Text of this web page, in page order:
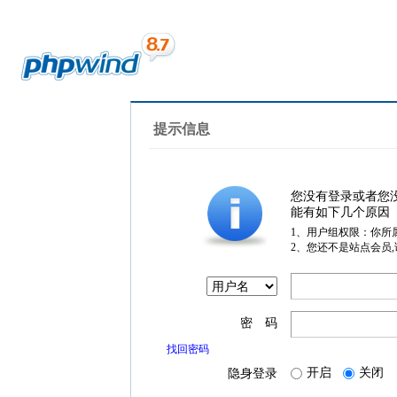
提示信息
您没有登录或者您
能有如下几个原因
1、用户组权限：你所
2、您还不是站点会员
密 码
找回密码
隐身登录 开启 关闭